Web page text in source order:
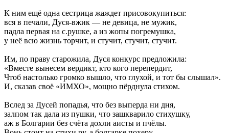
К ним ещё одна сестрица жаждет присовокупиться:
вся в печали, Дуся-вжик — не девица, не мужик,
падла первая на с.рушке, а из жопы погремушка,
у неё всю жизнь торчит, и стучит, стучит, стучит.
Им, по праву старожила, Дуся конкурс предложила:
«Вместе вынесем вердикт, кто кого перепердит,
Чтоб настолько громко вышло, что глухой, и тот бы слышал».
И, сказав своё «ИМХО», мощно пёрднула стихом.
Вслед за Дусей попадья, что без выперда ни дня,
залпом так дала из пушки, что зашкварило стихушку,
аж в Болгарии без счёта дохли аисты и пчёлы.